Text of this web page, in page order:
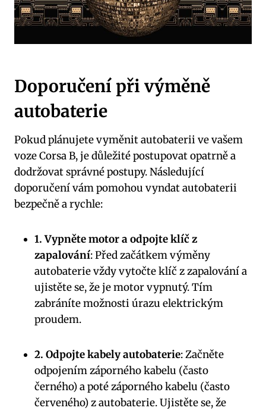
Doporučení při výměně
autobaterie
Pokud plánujete vyměnit autobaterii ve vašem
voze Corsa B, je důležité postupovat opatrně a
dodržovat správné postupy. Následující
doporučení vám pomohou vyndat autobaterii
bezpečně a rychle:
1. Vypněte motor a odpojte klíč z
zapalování: Před začátkem výměny
autobaterie vždy vytočte klíč z zapalování a
ujistěte se, že je motor vypnutý. Tím
zabráníte možnosti úrazu elektrickým
proudem.
2. Odpojte kabely autobaterie: Začněte
odpojením záporného kabelu (často
černého) a poté záporného kabelu (často
červeného) z autobaterie. Ujistěte se, že